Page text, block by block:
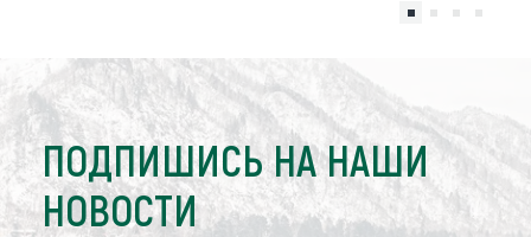
ПОДПИШИСЬ НА НАШИ
НОВОСТИ